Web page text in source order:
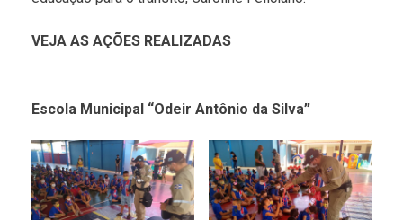
VEJA AS AÇÕES REALIZADAS
Escola Municipal “Odeir Antônio da Silva”